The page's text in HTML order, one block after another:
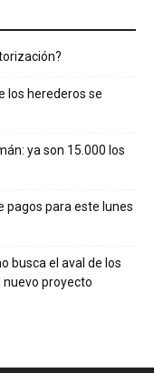
los herederos se
ya son 15.000 los
pagos para este lunes
busca el aval de los
nuevo proyecto